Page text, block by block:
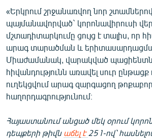
«Երկրում շրջանառվող նոր շտամներով
պայմանավորված` կորոնավիրուսի
մշտադիտարկումը ցույց է տալիս, որ
արագ տարածման և
Միաժամանակ, վարակված
հիվանդությունն առավել սուր
ուղեկցվում արագ զարգացող
հաղորդագրությունում։
Հայաստանում անցած մեկ օրում
դեպքերի թիվն աճել է 251-ով՝